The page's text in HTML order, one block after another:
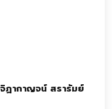
ากาญจน์ สรารัมย์